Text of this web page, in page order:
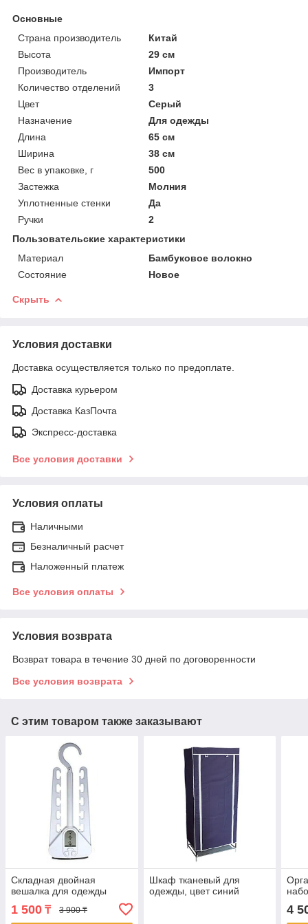
Основные
Страна производитель
Китай
Высота
29 см
Производитель
Импорт
Количество отделений
3
Цвет
Серый
Назначение
Для одежды
Длина
65 см
Ширина
38 см
Вес в упаковке, г
500
Застежка
Молния
Уплотненные стенки
Да
Ручки
2
Пользовательские характеристики
Материал
Бамбуковое волокно
Состояние
Новое
Скрыть
Условия доставки
Доставка осуществляется только по предоплате.
Доставка курьером
Доставка КазПочта
Экспресс-доставка
Все условия доставки
Условия оплаты
Наличными
Безналичный расчет
Наложенный платеж
Все условия оплаты
Условия возврата
Возврат товара в течение 30 дней по договоренности
Все условия возврата
С этим товаром также заказывают
Складная двойная
вешалка для одежды
1 500 ₸ 3 900 ₸
Шкаф тканевый для
одежды, цвет синий
4